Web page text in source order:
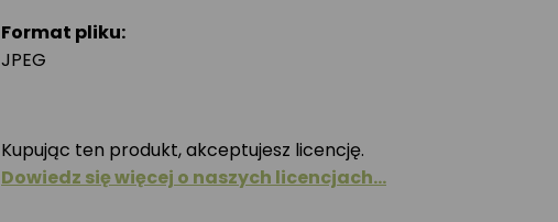
Format pliku:
JPEG
Kupując ten produkt, akceptujesz licencję.
Dowiedz się więcej o naszych licencjach…